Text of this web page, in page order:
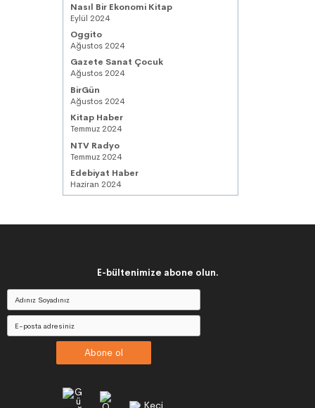
Nasıl Bir Ekonomi Kitap
Eylül 2024
Oggito
Ağustos 2024
Gazete Sanat Çocuk
Ağustos 2024
BirGün
Ağustos 2024
Kitap Haber
Temmuz 2024
NTV Radyo
Temmuz 2024
Edebiyat Haber
Haziran 2024
E-bültenimize abone olun.
Abone ol